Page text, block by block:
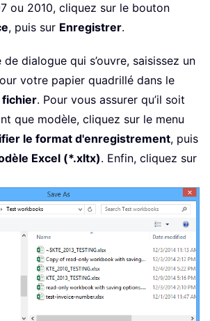
ou 2010, cliquez sur le bouton
, puis sur Enregistrer.
dialogue qui s’ouvre, saisissez un
votre papier quadrillé dans le
fichier. Pour vous assurer qu’il soit
que modèle, cliquez sur le menu
le format d'enregistrement, puis
Excel (*.xltx). Enfin, cliquez sur